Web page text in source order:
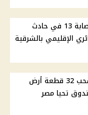
بالأسماء.. مصرع طفل وإصابة 13 في حادث
الإقليمي بالشرقية
توفيق عكاشة يطالب بسحب 32 قطعة أرض
تحيا مصر